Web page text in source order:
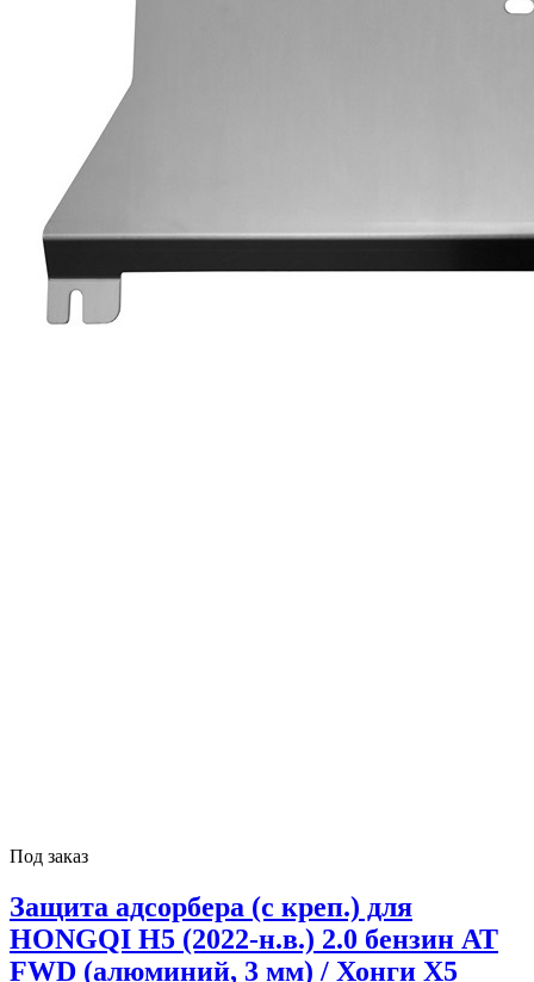
Под заказ
Защита адсорбера (с креп.) для
HONGQI H5 (2022-н.в.) 2.0 бензин AT
FWD (алюминий, 3 мм) / Хонги Х5